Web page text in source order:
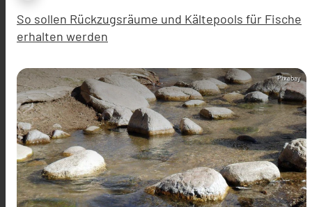
So sollen Rückzugsräume und Kältepools für Fische
erhalten werden
Pixabay